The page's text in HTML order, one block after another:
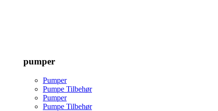
pumper
Pumper
Pumpe Tilbehør
Pumper
Pumpe Tilbehør